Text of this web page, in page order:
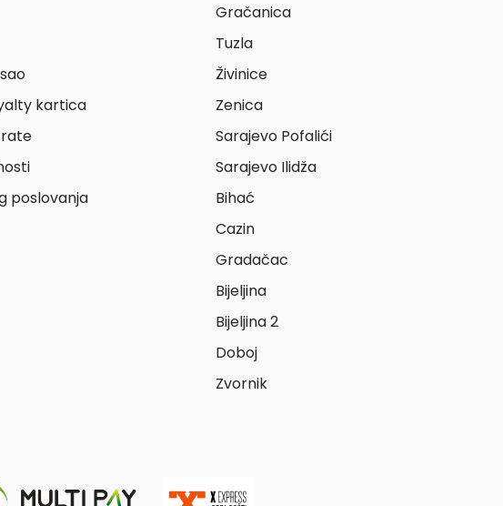
kartica
rate
poslovanja
Gračanica
Tuzla
Živinice
Zenica
Sarajevo Pofalići
Sarajevo Ilidža
Bihać
Cazin
Gradačac
Bijeljina
Bijeljina 2
Doboj
Zvornik